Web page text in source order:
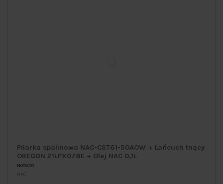
Pilarka spalinowa NAC-CST61-50AOW + Łańcuch tnący
OREGON 21LPX078E + Olej NAC 0,1L
N00020
NAC